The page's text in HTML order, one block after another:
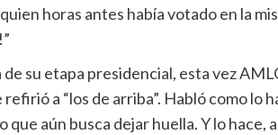
horas antes había votado en la
su etapa presidencial, esta vez
refirió a “los de arriba”. Habló como
que aún busca dejar huella. Y lo